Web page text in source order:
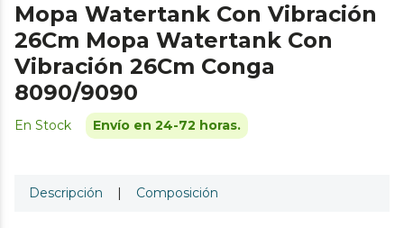
Mopa Watertank Con Vibración
26Cm Mopa Watertank Con
Vibración 26Cm Conga
8090/9090
En Stock Envío en 24-72 horas.
Descripción | Composición